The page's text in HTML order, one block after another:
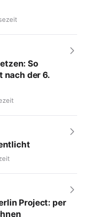
So
nach der 6.
Project: per